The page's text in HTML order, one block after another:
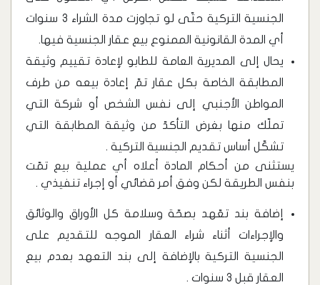
الجنسية التركية حتّى لو تجاوزت مدة الشراء 3 سنوات
أي المدة القانونية الممنوع بيع عقار الجنسية فيها.
يحال إلى المديرية العامة للطابو لإعادة تقييم وثيقة
المطابقة الخاصة بكل عقار تمّ إعادة بيعه من طرف
المواطن الأجنبي إلى نفس الشخص أو شركة التي
تملّك منها بغرض التأكدّ من وثيقة المطابقة التي
تشكّل أساس تقديم الجنسية التركية .
يستثنى من أحكام المادة أعلاه أي عملية بيع تمّت
بنفس الطريقة لكن وفق أمر قضائي أو إجراء تنفيذي .
إضافة بند تعّهد بصحّة وسلامة كل الأوراق والوثائق
والإجراءات أثناء شراء العقار الموجه للتقديم على
الجنسية التركية بالإضافة إلى بند التعهد بعدم بيع
العقار قبل 3 سنوات .